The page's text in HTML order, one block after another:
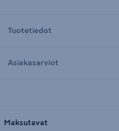
Tuotetiedot
Asiakasarviot
Maksutavat